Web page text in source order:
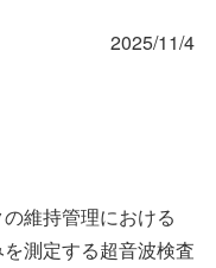
2025/11/4
維持管理における
測定する超音波検査